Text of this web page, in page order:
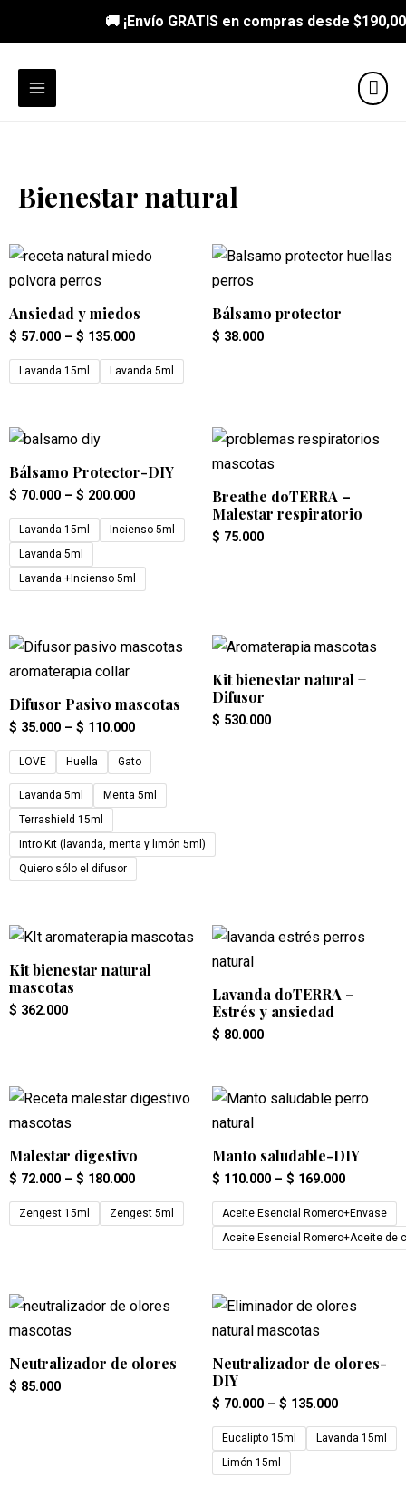
🚚 ¡Envío GRATIS en compras desde
Bienestar natural
Ansiedad y miedos
$ 57.000 – $ 135.000
Lavanda 15ml Lavanda 5ml
Bálsamo protector
$ 38.000
Bálsamo Protector-DIY
$ 70.000 – $ 200.000
Lavanda 15ml
Incienso 5ml
Lavanda 5ml
Lavanda +Incienso 5ml
Breathe doTERRA –
Malestar respiratorio
$ 75.000
Difusor Pasivo mascotas
$ 35.000 – $ 110.000
LOVE Huella Gato
Lavanda 5ml
Menta 5ml
Terrashield 15ml
Intro Kit (lavanda, menta y limón 5ml)
Quiero sólo el difusor
Kit bienestar natural +
Difusor
$ 530.000
Kit bienestar natural
mascotas
$ 362.000
Lavanda doTERRA –
Estrés y ansiedad
$ 80.000
Malestar digestivo
$ 72.000 – $ 180.000
Zengest 15ml Zengest 5ml
Manto saludable-DIY
$ 110.000 – $ 169.000
Aceite Esencial Romero+Envase
Aceite Esencial Romero+Aceite de
Neutralizador de olores
$ 85.000
Neutralizador de olores-
DIY
$ 70.000 – $ 135.000
Eucalipto 15ml
Lavanda 15ml
Limón 15ml